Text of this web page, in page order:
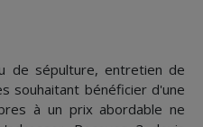
de sépulture, entretien de
souhaitant bénéficier d'une
à un prix abordable ne